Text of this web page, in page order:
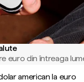
euro din întreaga
american la euro